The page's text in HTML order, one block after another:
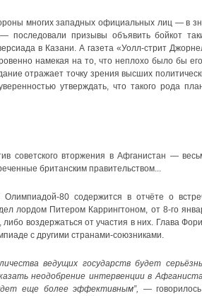
многих западных официальных лиц — в
последовали призывы объявить бойкот
в Казани. А газета «Уолл-стрит
намекая на то, что неплохо было бы
отражает точку зрения высших
утверждать, что такого рода
советского вторжения в Афганистан —
британским правительством...
80 содержится в отчёте о
лордом Питером Каррингтоном, от 8-го
воздержаться от участия в них. Глава
с другими странами-союзниками.
ведущих государств будет
неодобрение интервенции в
еще более эффективным”, —